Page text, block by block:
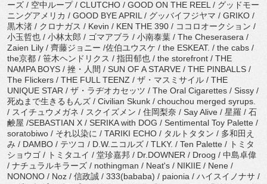
ーズ / 空中ループ / CLUTCHO / GOOD ON THE REEL / グッドモー
ニングアメリカ / GOOD BYE APRIL / グッバイフジヤマ / GRIKO /
黒木渚 / クロナガス / Kevin / KEN THE 390 / ココロオークション /
小玉哲也 / 小林太郎 / ゴマアブラ / 小南泰葉 / The Cheserasera /
Zaien Lily / 齊藤ジョニー /佐伯ユウスケ / the ESKEAT. / the cabs /
the京都 / 笹木ヘンドリクス / 指田郁也 / the storefront / THE
NAMPA BOYS / 挫・人間 / SUN OF A STARVE / THE PINBALLS /
The Flickers / THE FULL TEENZ / ザ・マスミサイル / THE
UNIQUE STAR / ザ・ラヂオカセッツ / The Oral Cigarettes / Sissy /
死ぬまで生きるもんズ / Civilian Skunk / chouchou merged syrups.
/ スイチュウメガネ / スクイズメン / 住岡梨奈 / Say Alive / 星羅 / 石
鹸屋 /SEBASTIAN X / SERIKA with DOG / Sentimental Toy Palette /
soratobiwo / それ以染に / TARIKI ECHO / タルトタタン / 多和田え
み / DAMBO / テツコ / D.W.ニコルズ / TLKY. / Ten Palette / トミタ
ショウゴ / トミタユイ / 堂珍嘉邦 / Dr.DOWNER / Droog / 中島卓偉
/ ナチュラルキラーズ / nothingman / Neat's / NIKIIE / Nene /
NONONO / Noz / 信政誠 / 333(bababa) / paionia / ハイスイノナサ /